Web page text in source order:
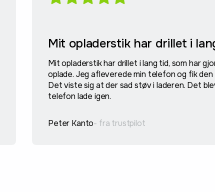
Mit opladerstik har drillet i
Mit opladerstik har drillet i lang tid, som har
oplade. Jeg afleverede min telefon og fik
Det viste sig at der sad støv i laderen. Det
telefon lade igen.
Peter Kanto- fra trustpilot